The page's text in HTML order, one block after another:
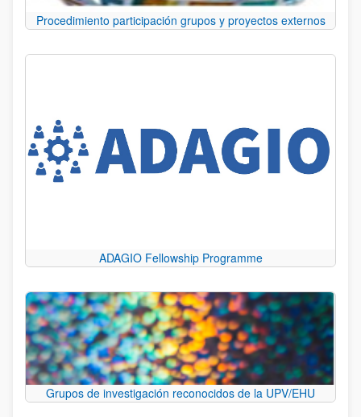
Procedimiento participación grupos y proyectos externos
ADAGIO Fellowship Programme
Grupos de investigación reconocidos de la UPV/EHU